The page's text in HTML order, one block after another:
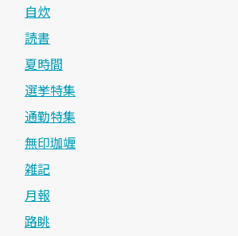
自炊
読書
夏時間
選挙特集
通勤特集
無印珈竰
雑記
月報
路眺